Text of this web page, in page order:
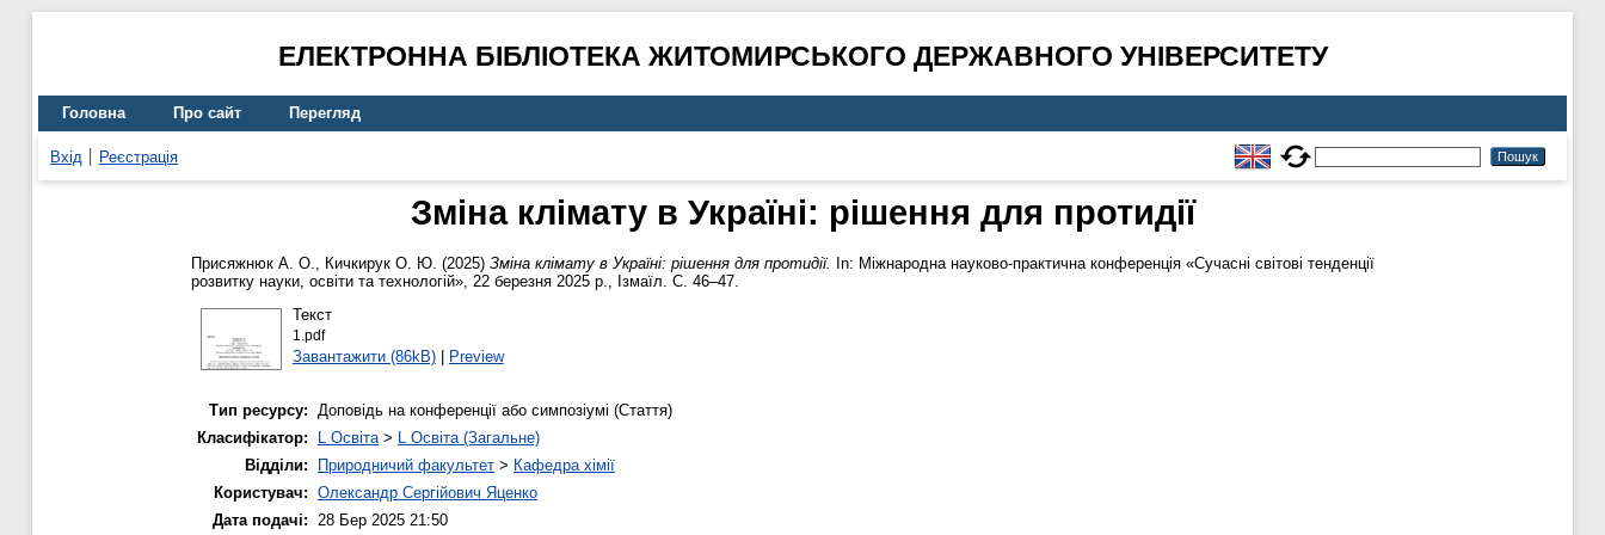
ЕЛЕКТРОННА БІБЛІОТЕКА ЖИТОМИРСЬКОГО ДЕРЖАВНОГО УНІВЕРСИТЕТУ
Головна Про сайт Перегляд
Вхід Реєстрація
Зміна клімату в Україні: рішення для протидії
Присяжнюк А. О., Кичкирук О. Ю. (2025) Зміна клімату в Україні: рішення для протидії.
In: Міжнародна науково-практична конференція «Сучасні світові тенденції
розвитку науки, освіти та технологій», 22 березня 2025 р., Ізмаїл. С. 46–47.
Текст
1.pdf
Завантажити (86kB)| Preview
Тип ресурсу: Доповідь на конференції або симпозіумі (Стаття)
Класифікатор:
L Освіта> L Освіта (Загальне)
Відділи:
Природничий факультет > Кафедра хімії
Користувач: Олександр Сергійович Яценко
Дата подачі: 28 Бер 2025 21:50